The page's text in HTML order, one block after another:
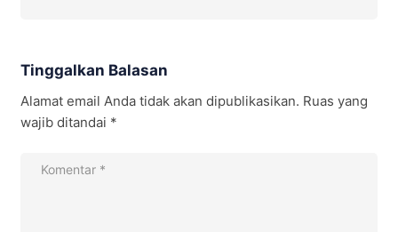
Tinggalkan Balasan
Alamat email Anda tidak akan dipublikasikan. Ruas yang
wajib ditandai *